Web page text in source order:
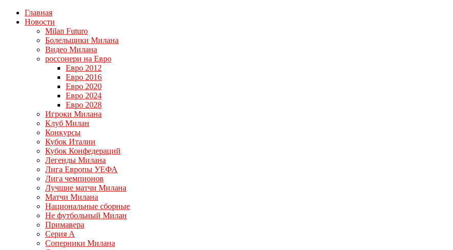
Главная
Новости
Milan Futuro
Болельщики Милана
Видео Милана
россонери на Евро
Евро 2012
Евро 2016
Евро 2020
Евро 2024
Евро 2028
Игроки Милана
Клуб Милан
Конкурсы
Кубок Италии
Кубок Конфедераций
Легенды Милана
Лига Европы УЕФА
Лига чемпионов
Лучшие матчи Милана
Матчи Милана
Национальные сборные
Не футбольный Милан
Примавера
Серия А
Соперники Милана